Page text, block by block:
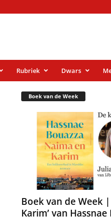
Rubriek Dwars
Boek van de Week
Boek van de Week |
Karim’ van Hassnae